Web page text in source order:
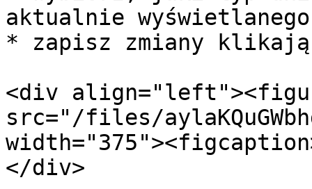
aktualnie
* zapisz zmiany
<div
src="/files/